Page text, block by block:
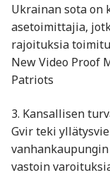
Ukrainan sota on
asetoimittajia,
rajoituksia
New Video Proof
Patriots
3. Kansallisen
Gvir teki
vastoin